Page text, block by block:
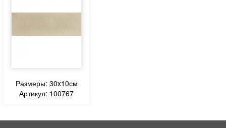
Размеры: 30x10см
Артикул: 100767